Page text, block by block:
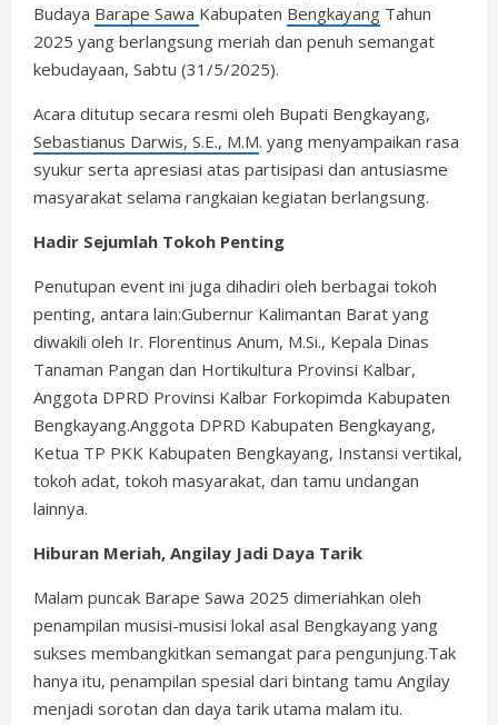
Budaya Barape Sawa Kabupaten Bengkayang Tahun
2025 yang berlangsung meriah dan penuh semangat
kebudayaan, Sabtu (31/5/2025).
Acara ditutup secara resmi oleh Bupati Bengkayang,
Sebastianus Darwis, S.E., M.M. yang menyampaikan rasa
syukur serta apresiasi atas partisipasi dan antusiasme
masyarakat selama rangkaian kegiatan berlangsung.
Hadir Sejumlah Tokoh Penting
Penutupan event ini juga dihadiri oleh berbagai tokoh
penting, antara lain:Gubernur Kalimantan Barat yang
diwakili oleh Ir. Florentinus Anum, M.Si., Kepala Dinas
Tanaman Pangan dan Hortikultura Provinsi Kalbar,
Anggota DPRD Provinsi Kalbar Forkopimda Kabupaten
Bengkayang.Anggota DPRD Kabupaten Bengkayang,
Ketua TP PKK Kabupaten Bengkayang, Instansi vertikal,
tokoh adat, tokoh masyarakat, dan tamu undangan
lainnya.
Hiburan Meriah, Angilay Jadi Daya Tarik
Malam puncak Barape Sawa 2025 dimeriahkan oleh
penampilan musisi-musisi lokal asal Bengkayang yang
sukses membangkitkan semangat para pengunjung.Tak
hanya itu, penampilan spesial dari bintang tamu Angilay
menjadi sorotan dan daya tarik utama malam itu.